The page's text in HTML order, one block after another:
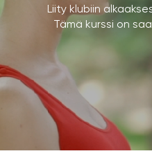
Liity klubiin
Tämä kurssi on